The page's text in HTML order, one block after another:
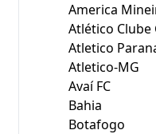
America
Atlético Clube
Atletico
Atletico-MG
Avaí FC
Bahia
Botafogo